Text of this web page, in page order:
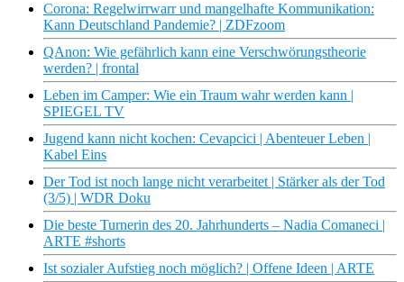
Corona: Regelwirrwarr und mangelhafte Kommunikation:
Kann Deutschland Pandemie? | ZDFzoom
QAnon: Wie gefährlich kann eine Verschwörungstheorie
werden? | frontal
Leben im Camper: Wie ein Traum wahr werden kann |
SPIEGEL TV
Jugend kann nicht kochen: Cevapcici | Abenteuer Leben |
Kabel Eins
Der Tod ist noch lange nicht verarbeitet | Stärker als der Tod
(3/5) | WDR Doku
Die beste Turnerin des 20. Jahrhunderts – Nadia Comaneci |
ARTE #shorts
Ist sozialer Aufstieg noch möglich? | Offene Ideen | ARTE